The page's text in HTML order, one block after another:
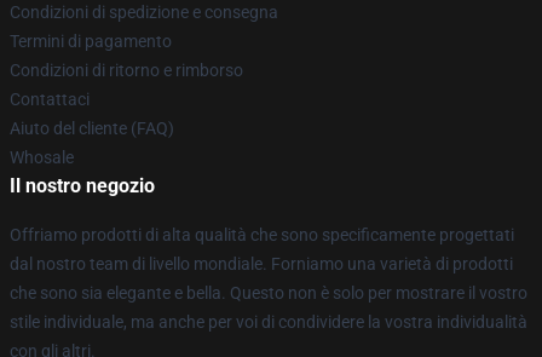
Condizioni di spedizione e consegna
Termini di pagamento
Condizioni di ritorno e rimborso
Contattaci
Aiuto del cliente (FAQ)
Whosale
Il nostro negozio
Offriamo prodotti di alta qualità che sono specificamente progettati
dal nostro team di livello mondiale. Forniamo una varietà di prodotti
che sono sia elegante e bella. Questo non è solo per mostrare il vostro
stile individuale, ma anche per voi di condividere la vostra individualità
con gli altri.